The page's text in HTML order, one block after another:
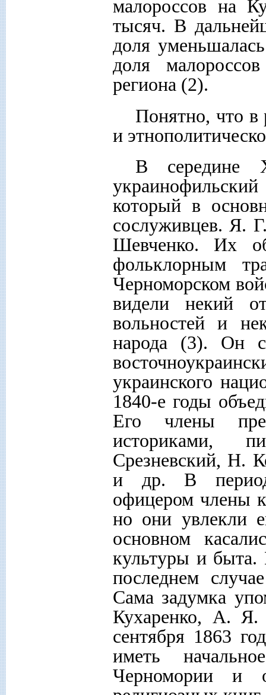
малороссов на
тысяч. В
доля
доля
региона (2).
Понятно, что в
и
В середине
который в
сослуживцев. Я.
Шевченко. Их
фольклорным
Черноморском
видели некий
вольностей и
народа (3). Он
украинского
1840-е годы
Его члены
историками,
Срезневский, Н.
и др. В период
офицером члены
но они увлекли
основном
культуры и
последнем
Сама задумка
Кухаренко, А.
сентября 1863
иметь
Черномории и